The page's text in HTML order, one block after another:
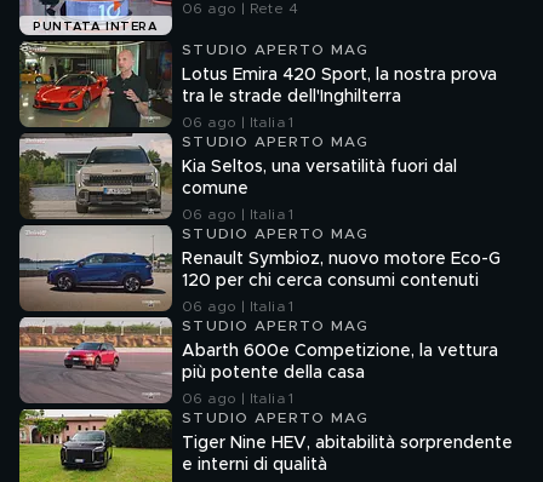
PUNTATA INTERA
06 ago | Rete 4
STUDIO APERTO MAG
Lotus Emira 420 Sport, la nostra prova
tra le strade dell'Inghilterra
06 ago | Italia 1
STUDIO APERTO MAG
Kia Seltos, una versatilità fuori dal
comune
06 ago | Italia 1
STUDIO APERTO MAG
Renault Symbioz, nuovo motore Eco-G
120 per chi cerca consumi contenuti
06 ago | Italia 1
STUDIO APERTO MAG
Abarth 600e Competizione, la vettura
più potente della casa
06 ago | Italia 1
STUDIO APERTO MAG
Tiger Nine HEV, abitabilità sorprendente
e interni di qualità